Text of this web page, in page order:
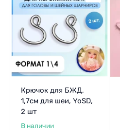
Крючок для БЖД,
1,7см для шеи, YoSD,
2 шт
В наличии